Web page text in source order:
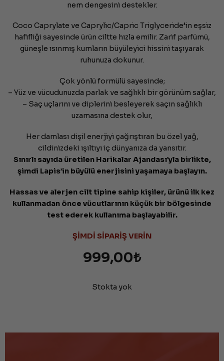
nem dengesini destekler.
Coco Caprylate ve Caprylic/Capric Triglyceride’in eşsiz
hafifliği sayesinde ürün ciltte hızla emilir. Zarif parfümü,
güneşle ısınmış kumların büyüleyici hissini taşıyarak
ruhunuza dokunur.
Çok yönlü formülü sayesinde;
– Yüz ve vücudunuzda parlak ve sağlıklı bir görünüm sağlar,
– Saç uçlarını ve diplerini besleyerek saçın sağlıklı
uzamasına destek olur,
Her damlası dişil enerjiyi çağrıştıran bu özel yağ,
cildinizdeki ışıltıyı iç dünyanıza da yansıtır.
Sınırlı sayıda üretilen Harikalar Ajandası’yla birlikte,
şimdi Lapis’in büyülü enerjisini yaşamaya başlayın.
Hassas ve alerjen cilt tipine sahip kişiler, ürünü ilk kez
kullanmadan önce vücutlarının küçük bir bölgesinde
test ederek kullanıma başlayabilir.
ŞİMDİ SİPARİŞ VERİN
999,00₺
Stokta yok